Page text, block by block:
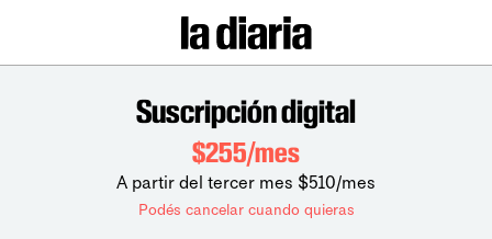
Suscripción digital
$255/mes
A partir del tercer mes $510/mes
Podés cancelar cuando quieras